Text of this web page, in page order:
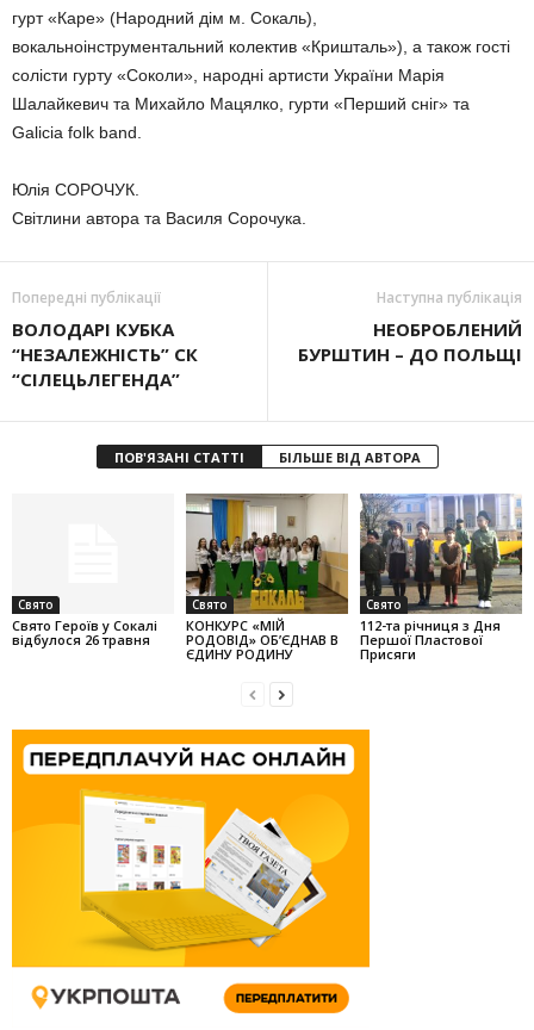
гурт «Каре» (Народний дім м. Сокаль),
вокальноінструментальний колектив «Кришталь»), а також гості
солісти гурту «Соколи», народні артисти України Марія
Шалайкевич та Михайло Мацялко, гурти «Перший сніг» та
Galicia folk band.
Юлія СОРОЧУК.
Світлини автора та Василя Сорочука.
Попередні публікації
ВОЛОДАРІ КУБКА
“НЕЗАЛЕЖНІСТЬ” СК
“СІЛЕЦЬЛЕГЕНДА”
Наступна публікація
НЕОБРОБЛЕНИЙ
БУРШТИН – ДО ПОЛЬЩІ
ПОВ'ЯЗАНІ СТАТТІ БІЛЬШЕ ВІД АВТОРА
Свято
Свято Героїв у Сокалі
відбулося 26 травня
Свято
КОНКУРС «МІЙ
РОДОВІД» ОБ’ЄДНАВ В
ЄДИНУ РОДИНУ
Свято
112-та річниця з Дня
Першої Пластової
Присяги